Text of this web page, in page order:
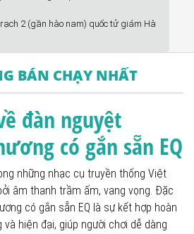
2 (gần hào nam) quốc tử giám Hà
BÁN CHẠY NHẤT
đàn nguyệt
có gắn sẵn EQ
những nhạc cụ truyền thống Việt
âm thanh trầm ấm, vang vọng. Đặc
có gắn sẵn EQ là sự kết hợp hoàn
và hiện đại, giúp người chơi dễ dàng